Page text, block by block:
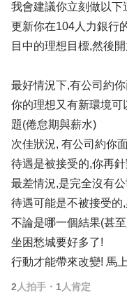
我會建議你立刻做以下
更新你在104人力銀行
目中的理想目標,然後
最好情況下,有公司約
你的理想又有新環境可
題(倦怠期與薪水)
次佳狀況, 有公司約你
待遇是被接受的,你再
最差情況,是完全沒有
待遇可能是不被接受的
不論是哪一個結果(甚
坐困愁城要好多了!
行動才能帶來改變! 馬
2 人拍手 ・ 1 人肯定